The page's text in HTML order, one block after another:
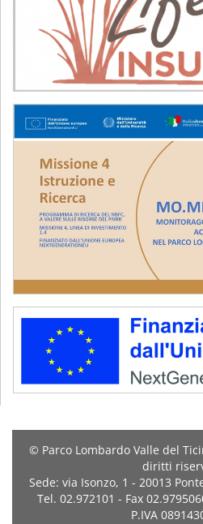
© Parco Lombardo Valle del
diritti
Sede: via Isonzo, 1 - 20013
Tel. 02.972101 - Fax
P.IVA